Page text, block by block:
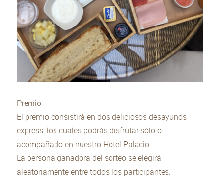
Premio
El premio consistirá en dos deliciosos desayunos
express, los cuales podrás disfrutar sólo o
acompañado en nuestro Hotel Palacio.
La persona ganadora del sorteo se elegirá
aleatoriamente entre todos los participantes.